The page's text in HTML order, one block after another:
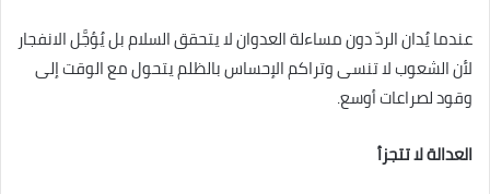
عندما يُدان الردّ دون مساءلة العدوان لا يتحقق السلام بل يُؤجَّل الانفجار
لأن الشعوب لا تنسى وتراكم الإحساس بالظلم يتحول مع الوقت إلى
وقود لصراعات أوسع.
العدالة لا تتجزأ